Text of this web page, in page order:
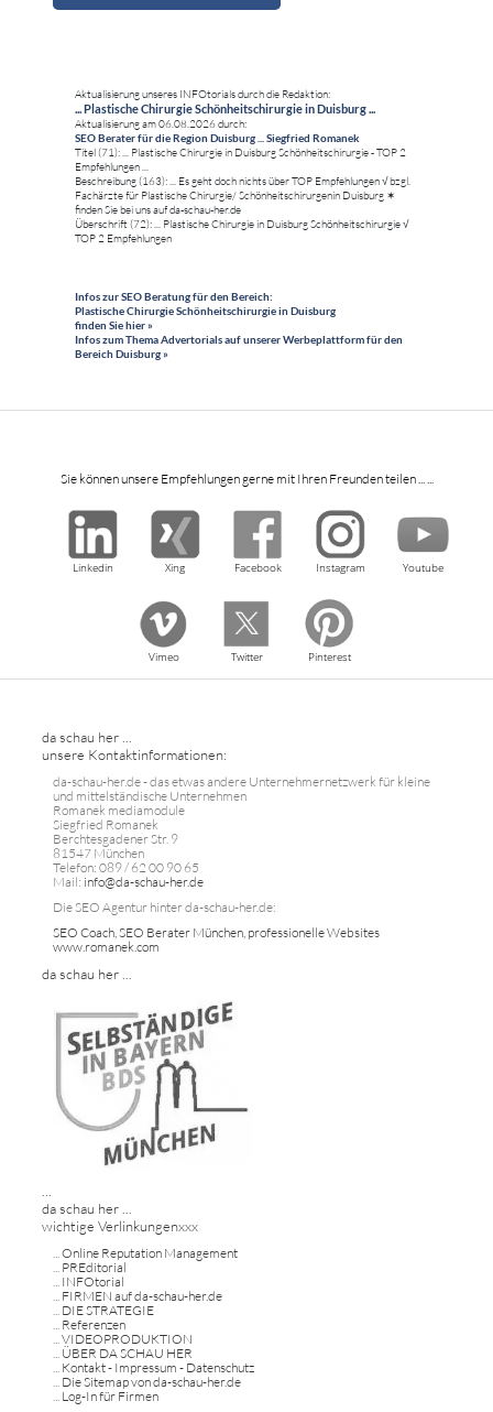
Aktualisierung unseres INFOtorials durch die Redaktion:
... Plastische Chirurgie Schönheitschirurgie in Duisburg ...
Aktualisierung am 06.08.2026 durch:
SEO Berater für die Region Duisburg ... Siegfried Romanek
Titel (71): ... Plastische Chirurgie in Duisburg Schönheitschirurgie - TOP 2
Empfehlungen ...
Beschreibung (163): ... Es geht doch nichts über TOP Empfehlungen √ bzgl.
Fachärzte für Plastische Chirurgie/ Schönheitschirurgenin Duisburg ✶
finden Sie bei uns auf da-schau-her.de
Überschrift (72): ... Plastische Chirurgie in Duisburg Schönheitschirurgie √
TOP 2 Empfehlungen
Infos zur SEO Beratung für den Bereich:
Plastische Chirurgie Schönheitschirurgie in Duisburg
finden Sie hier »
Infos zum Thema Advertorials auf unserer Werbeplattform für den
Bereich Duisburg »
Sie können unsere Empfehlungen gerne mit Ihren Freunden teilen ... ...
Linkedin Xing Facebook Instagram Youtube
Vimeo Twitter Pinterest
da schau her ...
unsere Kontaktinformationen:
da-schau-her.de - das etwas andere Unternehmernetzwerk für kleine
und mittelständische Unternehmen
Romanek mediamodule
Siegfried Romanek
Berchtesgadener Str. 9
81547 München
Telefon: 089 / 62 00 90 65
Mail: info@da-schau-her.de
Die SEO Agentur hinter da-schau-her.de:
SEO Coach, SEO Berater München, professionelle Websites
www.romanek.com
da schau her ...
...
da schau her ...
wichtige Verlinkungenxxx
...Online Reputation Management
... PREditorial
... INFOtorial
... FIRMEN auf da-schau-her.de
... DIE STRATEGIE
... Referenzen
...VIDEOPRODUKTION
... ÜBER DA SCHAU HER
... Kontakt - Impressum - Datenschutz
... Die Sitemap von da-schau-her.de
... Log-In für Firmen